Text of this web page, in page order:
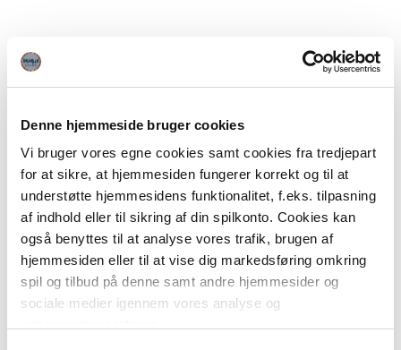
Denne hjemmeside bruger cookies
Vi bruger vores egne cookies samt cookies fra tredjepart
for at sikre, at hjemmesiden fungerer korrekt og til at
understøtte hjemmesidens funktionalitet, f.eks. tilpasning
af indhold eller til sikring af din spilkonto. Cookies kan
også benyttes til at analyse vores trafik, brugen af
hjemmesiden eller til at vise dig markedsføring omkring
spil og tilbud på denne samt andre hjemmesider og
sociale medier igennem vores analyse og